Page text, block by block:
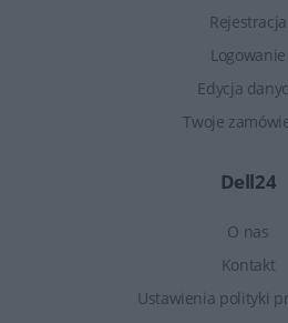
Rejestracja
Logowanie
Edycja
Twoje
Dell24
O nas
Kontakt
Ustawienia polityki